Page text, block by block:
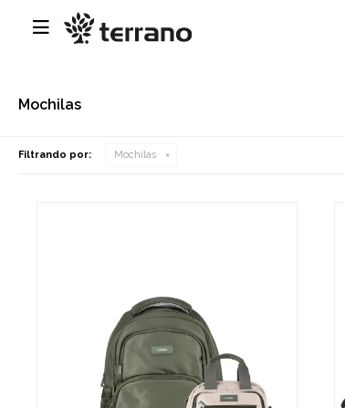

Mochilas
Filtrando por: Mochilas